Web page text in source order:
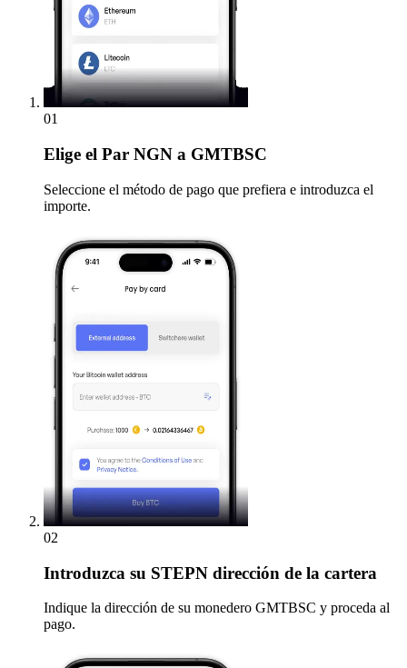
01
Elige el Par NGN a GMTBSC
Seleccione el método de pago que prefiera e introduzca el
importe.
02
Introduzca su STEPN dirección de la cartera
Indique la dirección de su monedero GMTBSC y proceda al
pago.